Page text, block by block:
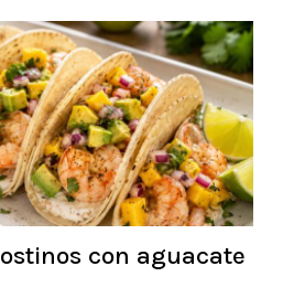
con aguacate